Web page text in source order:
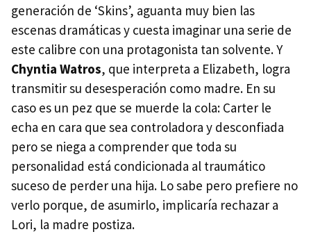
generación de ‘Skins’, aguanta muy bien las
escenas dramáticas y cuesta imaginar una serie de
este calibre con una protagonista tan solvente. Y
Chyntia Watros, que interpreta a Elizabeth, logra
transmitir su desesperación como madre. En su
caso es un pez que se muerde la cola: Carter le
echa en cara que sea controladora y desconfiada
pero se niega a comprender que toda su
personalidad está condicionada al traumático
suceso de perder una hija. Lo sabe pero prefiere no
verlo porque, de asumirlo, implicaría rechazar a
Lori, la madre postiza.